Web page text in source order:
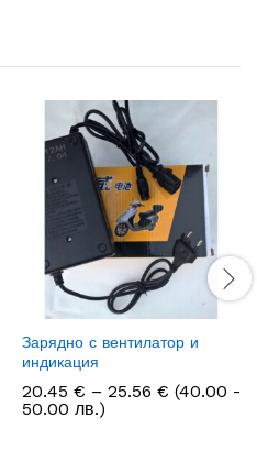
Зарядно с вентилатор и
индикация
20.45 € – 25.56 € Price
(40.00 -
50.00 лв.)